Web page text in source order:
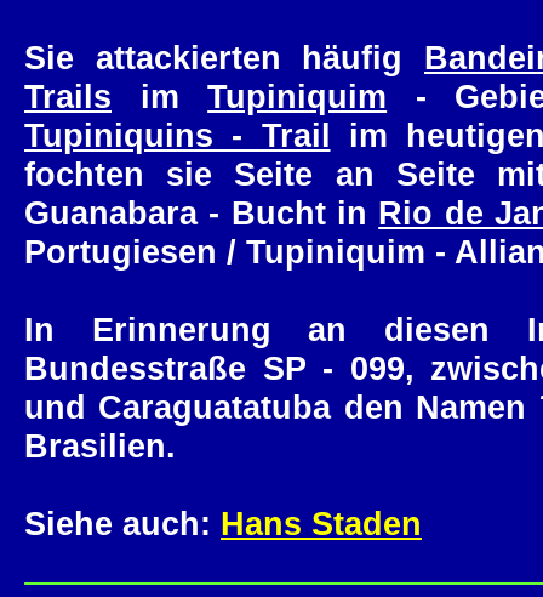
Sie attackierten häufig
Trails imTupiniquim -
Tupiniquins - Trail im
fochten sie Seite an Seite
Guanabara - Bucht in Rio de
Portugiesen / Tupiniquim -
In Erinnerung an diesen
Bundesstraße SP - 099,
und Caraguatatuba den Namen
Brasilien.
Siehe auch: Hans Staden